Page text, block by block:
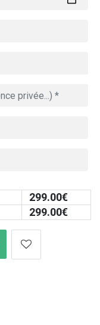
299.00€
299.00€